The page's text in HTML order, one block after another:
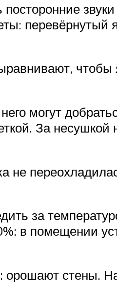
перевёрнутый
чтобы
могут
За несушкой
не
за
в помещении
орошают стены.